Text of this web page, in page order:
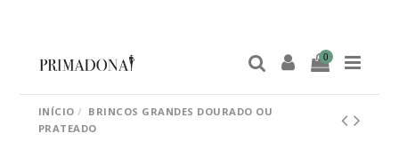
0
INÍCIO
BRINCOS GRANDES DOURADO OU
PRATEADO